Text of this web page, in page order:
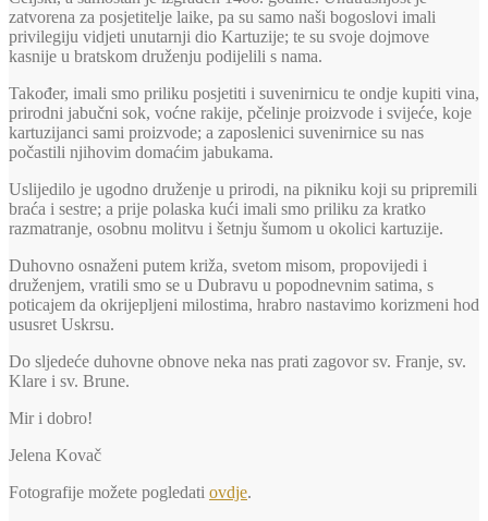
zatvorena za posjetitelje laike, pa su samo naši bogoslovi imali
privilegiju vidjeti unutarnji dio Kartuzije; te su svoje dojmove
kasnije u bratskom druženju podijelili s nama.
Također, imali smo priliku posjetiti i suvenirnicu te ondje kupiti vina,
prirodni jabučni sok, voćne rakije, pčelinje proizvode i svijeće, koje
kartuzijanci sami proizvode; a zaposlenici suvenirnice su nas
počastili njihovim domaćim jabukama.
Uslijedilo je ugodno druženje u prirodi, na pikniku koji su pripremili
braća i sestre; a prije polaska kući imali smo priliku za kratko
razmatranje, osobnu molitvu i šetnju šumom u okolici kartuzije.
Duhovno osnaženi putem križa, svetom misom, propovijedi i
druženjem, vratili smo se u Dubravu u popodnevnim satima, s
poticajem da okrijepljeni milostima, hrabro nastavimo korizmeni hod
ususret Uskrsu.
Do sljedeće duhovne obnove neka nas prati zagovor sv. Franje, sv.
Klare i sv. Brune.
Mir i dobro!
Jelena Kovač
Fotografije možete pogledati ovdje.